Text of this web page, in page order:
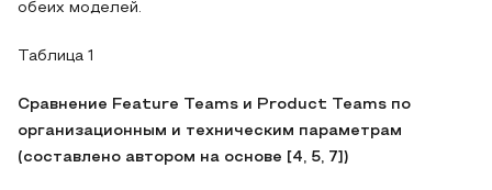
обеих моделей.
Таблица 1
Сравнение Feature Teams и Product Teams по
организационным и техническим параметрам
(составлено автором на основе [4, 5, 7])